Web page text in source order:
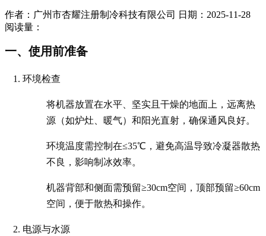
作者：广州市杏耀注册制冷科技有限公司
日期：2025-11-28
阅读量：
一、使用前准备
环境检查
将机器放置在水平、坚实且干燥的地面上，远离热
源（如炉灶、暖气）和阳光直射，确保通风良好。
环境温度需控制在≤35℃，避免高温导致冷凝器散热
不良，影响制冰效率。
机器背部和侧面需预留≥30cm空间，顶部预留≥60cm
空间，便于散热和操作。
电源与水源